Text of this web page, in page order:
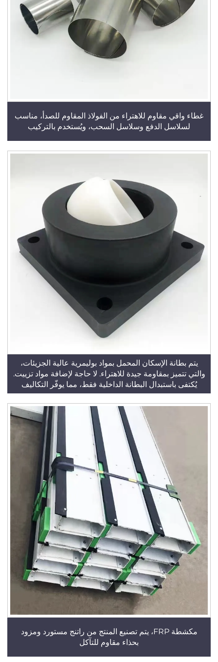
غطاء واقي مقاوم للاهتراء من الفولاذ المقاوم للصدأ، مناسب
لسلاسل الدفع وسلاسل السحب، ويُستخدم بالتركيب
يتم بطانة الإسكان المحمل بمواد بوليمرية عالية الجزيئات،
والتي تتميز بمقاومة جيدة للاهتراء. لا حاجة لإضافة مواد تزييت.
يُكتفى باستبدال البطانة الداخلية فقط، مما يوفّر التكاليف
مكشطة FRP، يتم تصنيع المنتج من راتنج مستورد ومزود
بحذاء مقاوم للتآكل